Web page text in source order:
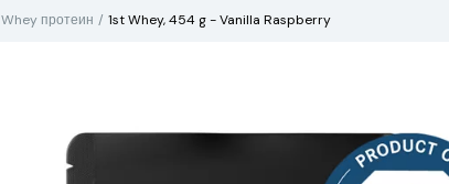
Whey протеин 1st Whey, 454 g - Vanilla Raspberry